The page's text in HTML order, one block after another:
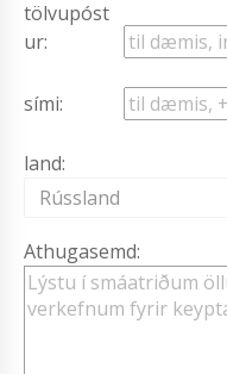
tölvupóst
ur:
sími:
land:
Rússland
Athugasemd: